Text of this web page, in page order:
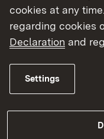
Organisationen.
der jeweiligen
(i.d.R. in Kapitel
Württemberg
Welche